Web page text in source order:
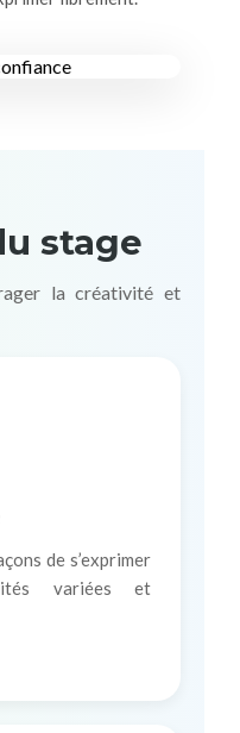
stage
la créativité et
de s’exprimer
variées et